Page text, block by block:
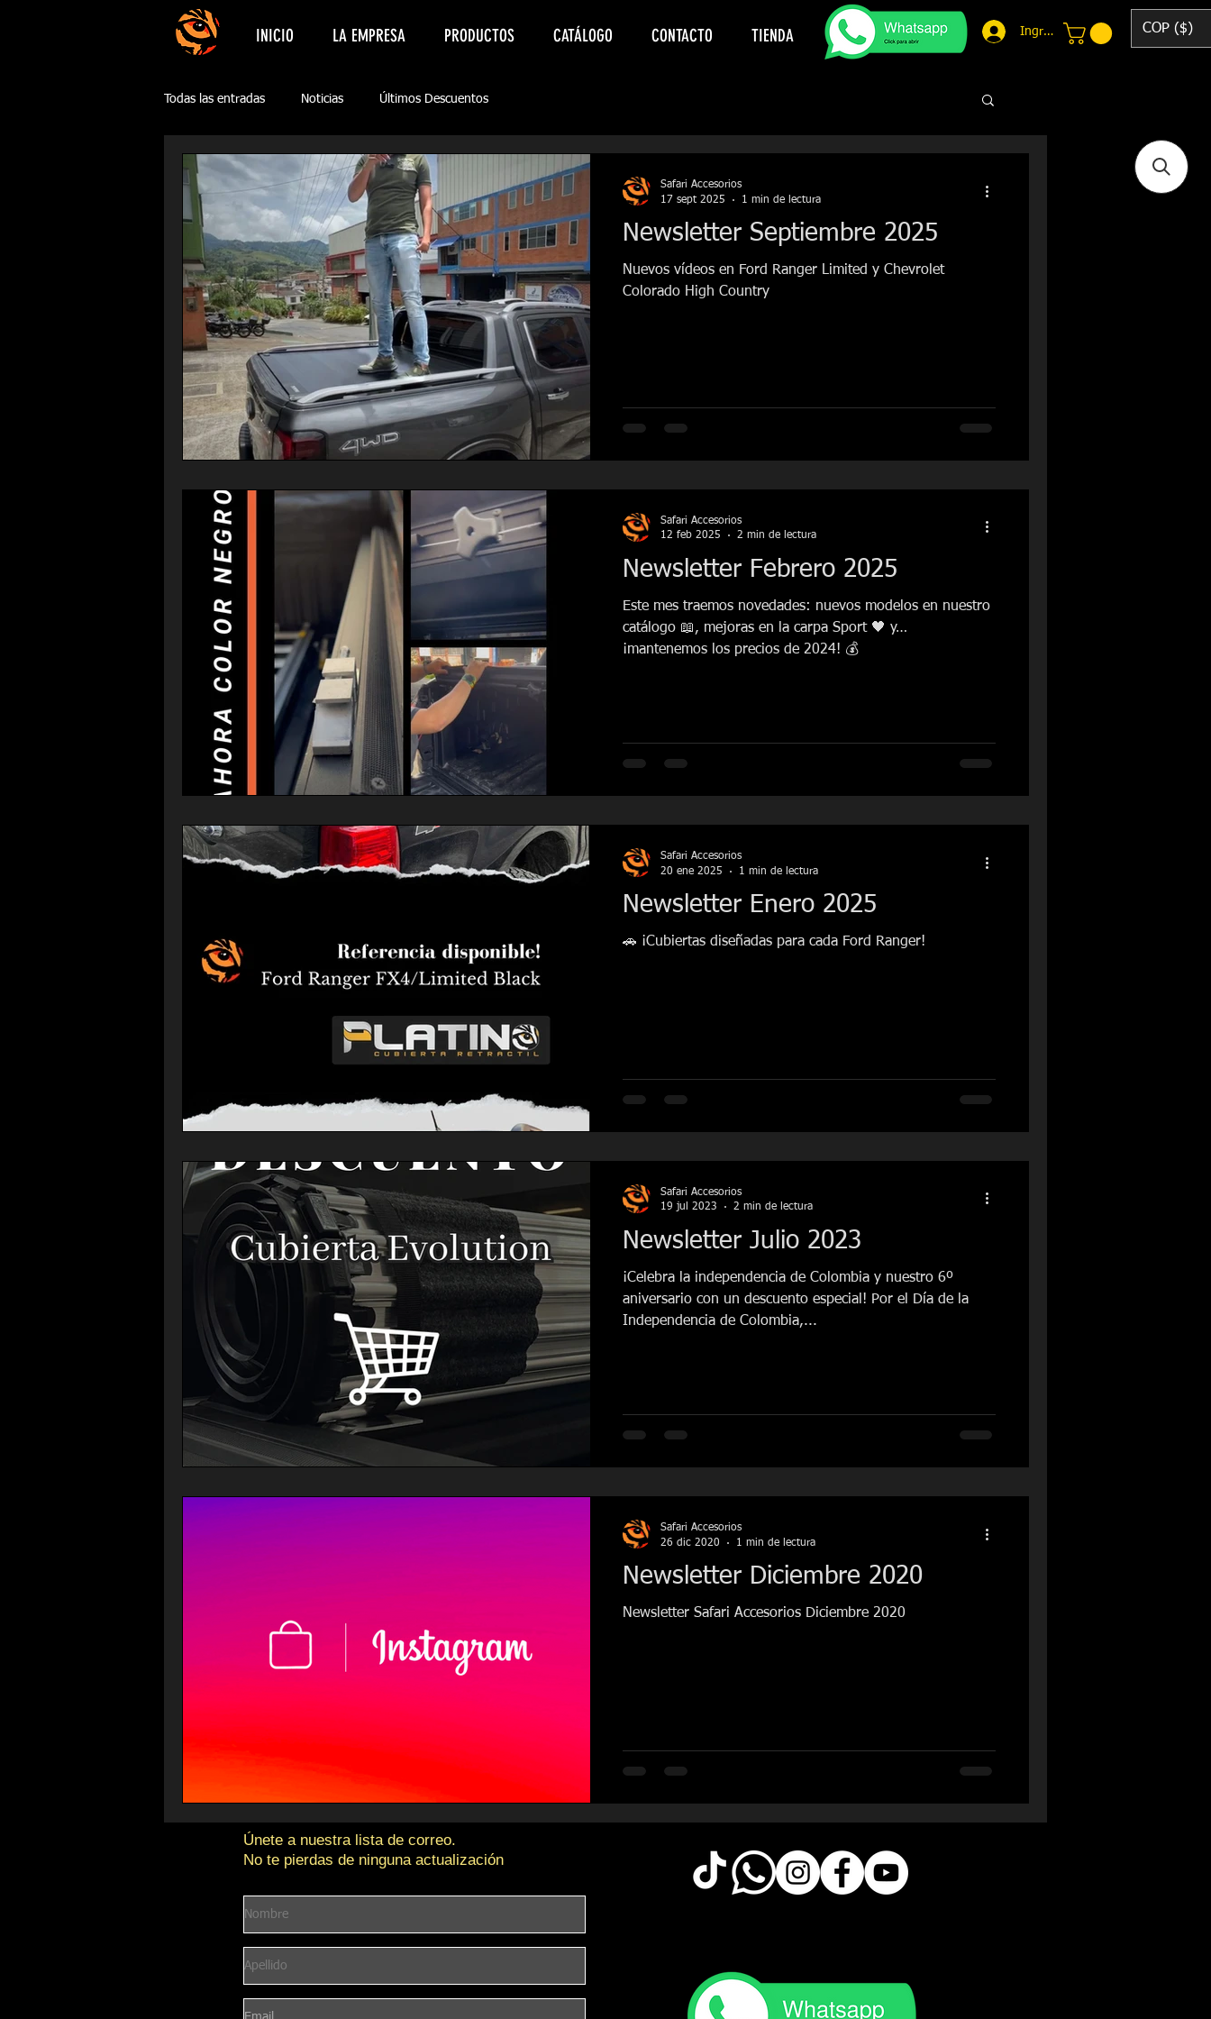
INICIO LA EMPRESA PRODUCTOS CATÁLOGO CONTACTO TIENDA Ingresar COP ($)
Todas las entradas Noticias Últimos Descuentos
Newsletter Septiembre 2025
Nuevos vídeos en Ford Ranger Limited y Chevrolet
Colorado High Country
Safari Accesorios
17 sept 2025
1 min de lectura
Newsletter Febrero 2025
Este mes traemos novedades: nuevos modelos en nuestro
catálogo 📖, mejoras en la carpa Sport 🖤 y…
¡mantenemos los precios de 2024! 💰
Safari Accesorios
12 feb 2025
2 min de lectura
Newsletter Enero 2025
🚗 ¡Cubiertas diseñadas para cada Ford Ranger!
Safari Accesorios
20 ene 2025
1 min de lectura
Newsletter Julio 2023
¡Celebra la independencia de Colombia y nuestro 6º
aniversario con un descuento especial! Por el Día de la
Independencia de Colombia,...
Safari Accesorios
19 jul 2023
2 min de lectura
Newsletter Diciembre 2020
Newsletter Safari Accesorios Diciembre 2020
Safari Accesorios
26 dic 2020
1 min de lectura
Únete a nuestra lista de correo.
No te pierdas de ninguna actualización